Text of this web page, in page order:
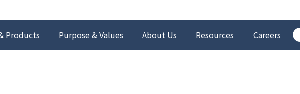
Products Purpose & Values About Us Resources Careers